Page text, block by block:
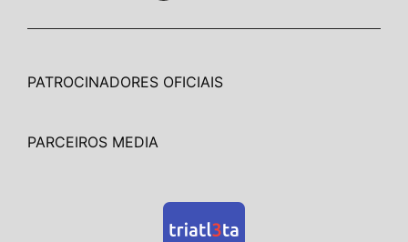
PATROCINADORES OFICIAIS
PARCEIROS MEDIA